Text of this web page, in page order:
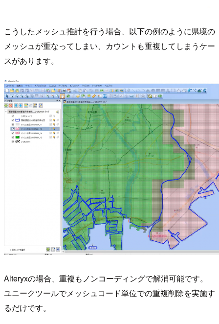
こうしたメッシュ推計を行う場合、以下の例のように県境の
メッシュが重なってしまい、カウントも重複してしまうケー
スがあります。
Alteryxの場合、重複もノンコーディングで解消可能です。
ユニークツールでメッシュコード単位での重複削除を実施す
るだけです。